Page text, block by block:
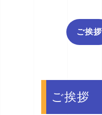
ご挨拶
ご挨拶